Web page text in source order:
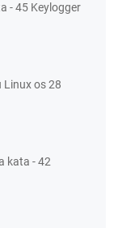
- 45 Keylogger
Linux os 28
kata - 42